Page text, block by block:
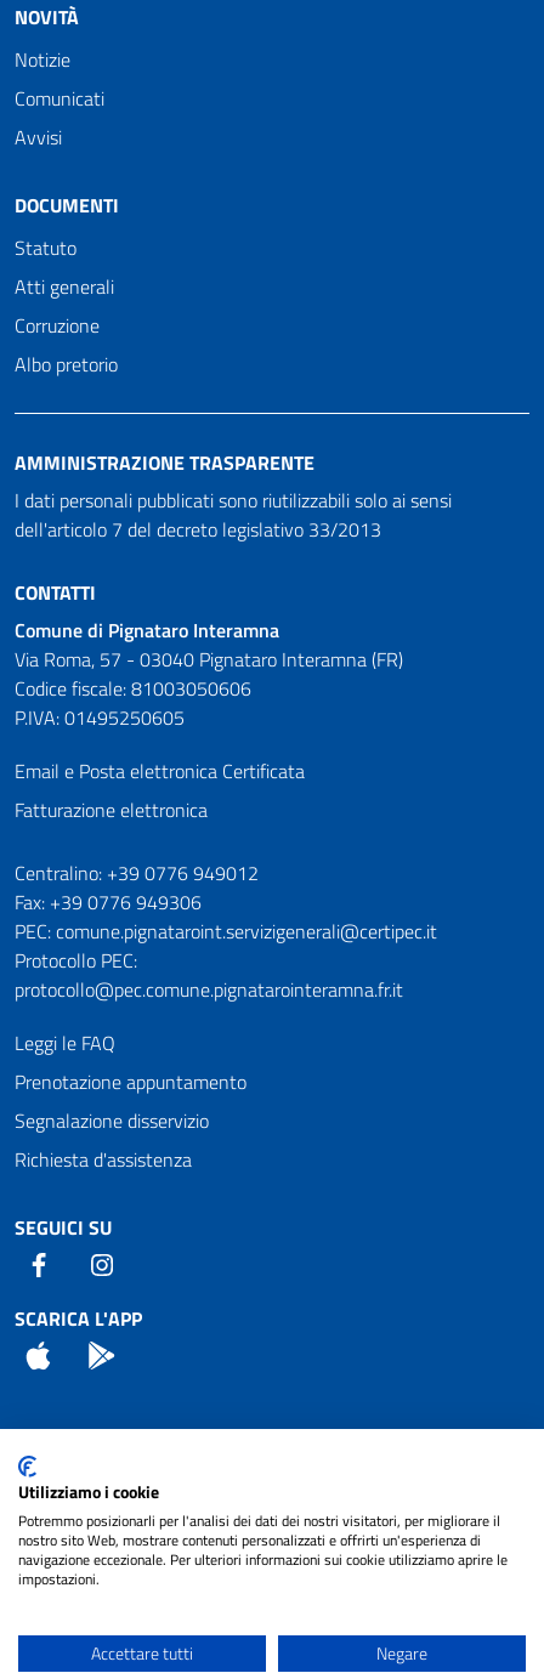
NOVITÀ
Notizie
Comunicati
Avvisi
DOCUMENTI
Statuto
Atti generali
Corruzione
Albo pretorio
AMMINISTRAZIONE TRASPARENTE
I dati personali pubblicati sono riutilizzabili solo ai sensi
dell'articolo 7 del decreto legislativo 33/2013
CONTATTI
Comune di Pignataro Interamna
Via Roma, 57 - 03040 Pignataro Interamna (FR)
Codice fiscale: 81003050606
P.IVA: 01495250605
Email e Posta elettronica Certificata
Fatturazione elettronica
Numeri utili
Centralino: +39 0776 949012
Fax: +39 0776 949306
PEC: comune.pignataroint.servizigenerali@certipec.it
Protocollo PEC:
protocollo@pec.comune.pignatarointeramna.fr.it
Leggi le FAQ
Prenotazione appuntamento
Segnalazione disservizio
Richiesta d'assistenza
SEGUICI SU
Facebook
SCARICA L'APP
App Store
Attuazione Misure PNRR
Piano di miglioramento del sito
Note legali
cura diNET SMART
Utilizziamo i cookie
Potremmo posizionarli per l'analisi dei dati dei nostri visitatori, per migliorare il
nostro sito Web, mostrare contenuti personalizzati e offrirti un'esperienza di
navigazione eccezionale. Per ulteriori informazioni sui cookie utilizziamo aprire le
impostazioni.
Accettare tutti Negare